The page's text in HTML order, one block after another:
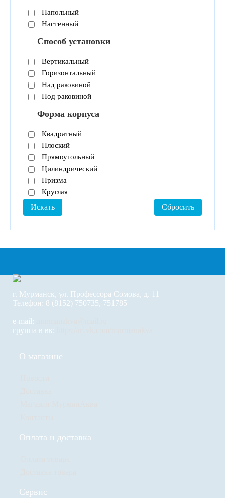
Напольный
Настенный
Способ установки
Вертикальный
Горизонтальный
Над раковиной
Под раковиной
Форма корпуса
Квадратный
Плоский
Прямоугольный
Цилиндрический
Призма
Круглая
г. Мурманск, ул. Профессора Сомова, д. 11
Телефон: 8 (8152) 750735, 751785
e-mail:
группа в вк:
О магазине
Оплата и доставка
Сервис